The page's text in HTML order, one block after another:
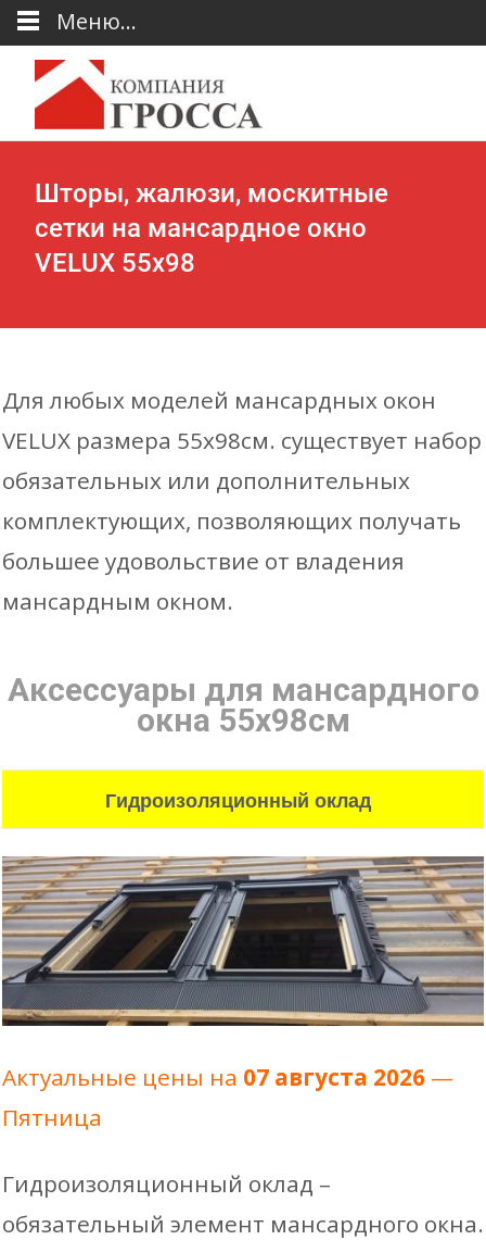
Шторы, жалюзи, москитные
сетки на мансардное окно
VELUX 55х98
Для любых моделей мансардных окон
VELUX размера 55х98см. существует набор
обязательных или дополнительных
комплектующих, позволяющих получать
большее удовольствие от владения
мансардным окном.
Аксессуары для мансардного
окна 55х98см
Гидроизоляционный оклад
Актуальные цены на 07 августа 2026 —
Пятница
Гидроизоляционный оклад –
обязательный элемент мансардного окна.
Меню...